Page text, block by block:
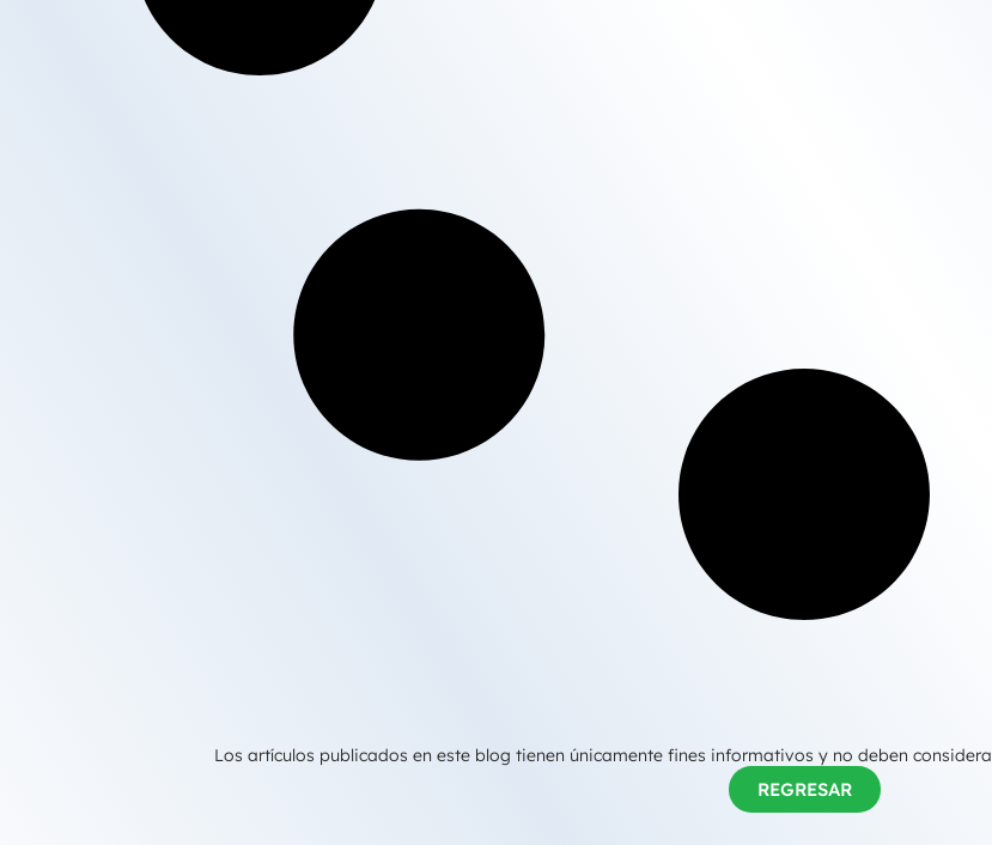
Los artículos publicados en este blog tienen únicamente fines informativos y no deben
REGRESAR